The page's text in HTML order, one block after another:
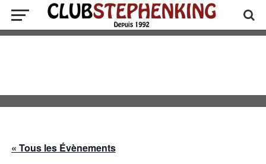
« Tous les Évènements